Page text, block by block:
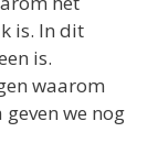
is. In dit
is.
waarom
we nog